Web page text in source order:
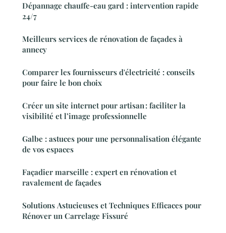
Dépannage chauffe-eau gard : intervention rapide
24/7
Meilleurs services de rénovation de façades à
annecy
Comparer les fournisseurs d'électricité : conseils
pour faire le bon choix
Créer un site internet pour artisan : faciliter la
visibilité et l’image professionnelle
Galbe : astuces pour une personnalisation élégante
de vos espaces
Façadier marseille : expert en rénovation et
ravalement de façades
Solutions Astucieuses et Techniques Efficaces pour
Rénover un Carrelage Fissuré